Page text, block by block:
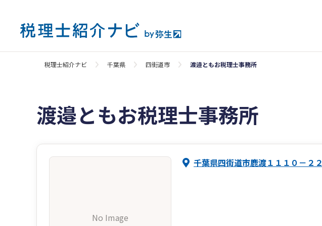
税理士紹介ナビ 千葉県 四街道市 渡邉ともお税理士事務所
渡邉ともお税理士事務所
No Image
千葉県四街道市鹿渡１１１０－２２